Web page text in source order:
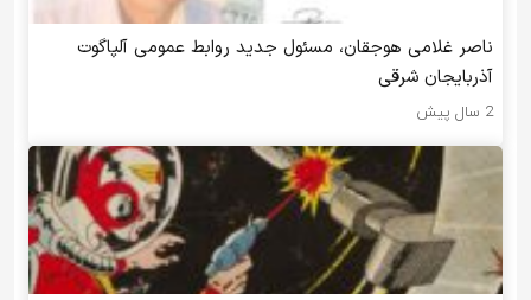
ناصر غلامی هوجقان، مسئول جدید روابط عمومی آلپاگوت
آذربایجان شرقی
2 سال پیش